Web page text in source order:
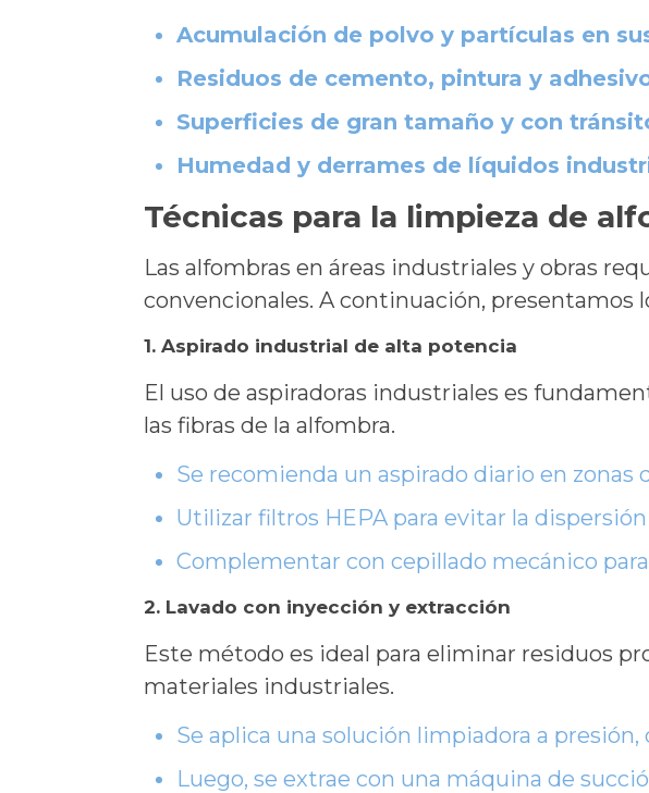
Acumulación de polvo y partículas en
Residuos de cemento, pintura y
Superficies de gran tamaño y con
Humedad y derrames de líquidos
Técnicas para la limpieza de
Las alfombras en áreas industriales y obras
convencionales. A continuación, presentamos
1. Aspirado industrial de alta potencia
El uso de aspiradoras industriales es
las fibras de la alfombra.
Se recomienda un aspirado diario en zonas
Utilizar filtros HEPA para evitar la
Complementar con cepillado mecánico
2. Lavado con inyección y extracción
Este método es ideal para eliminar residuos
materiales industriales.
Se aplica una solución limpiadora a presión,
Luego, se extrae con una máquina de